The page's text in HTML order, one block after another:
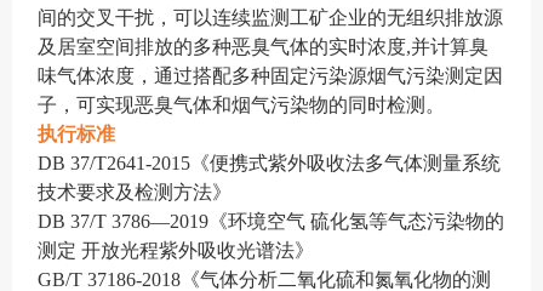
间的交叉干扰 ，可以连续监测工矿企业的无组织排放源
及居室空间排放的多种恶臭气体的实时浓度,并计算臭
味气体浓度，通过搭配多种固定污染源烟气污染测定因
子，可实现恶臭气体和烟气污染物的同时检测 。
执行标准
DB 37/T2641-2015《便携式紫外吸收法多气体测量系统
技术要求及检测方法》
DB 37/T 3786—2019《环境空气 硫化氢等气态污染物的
测定 开放光程紫外吸收光谱法》
GB/T 37186-2018《气体分析二氧化硫和氮氧化物的测